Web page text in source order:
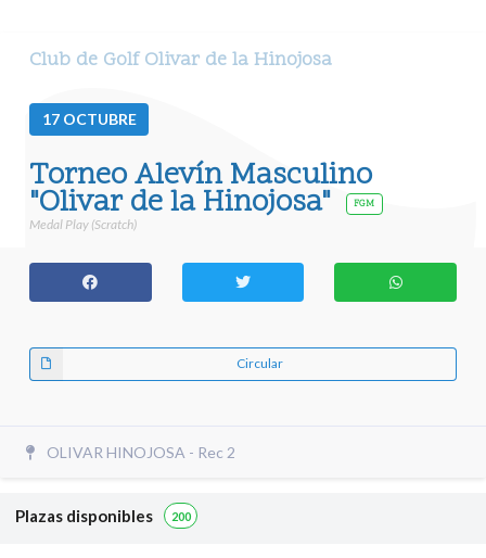
Club de Golf Olivar de la Hinojosa
17 OCTUBRE
Torneo Alevín Masculino
"Olivar de la Hinojosa" FGM
Medal Play (Scratch)
Circular
OLIVAR HINOJOSA - Rec 2
Plazas disponibles 200